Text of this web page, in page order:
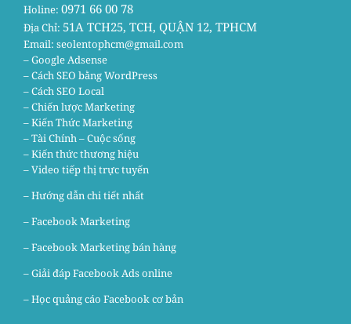
Holine: 0971 66 00 78
Địa Chỉ: 51A TCH25, TCH, QUẬN 12, TPHCM
Email: seolentophcm@gmail.com
– Google Adsense
– Cách SEO bằng WordPress
– Cách SEO Local
– Chiến lược Marketing
– Kiến Thức Marketing
– Tài Chính – Cuộc sống
– Kiến thức thương hiệu
– Video tiếp thị trực tuyến
– Hướng dẫn chi tiết nhất
–Facebook Marketing
–Facebook Marketing bán hàng
–Giải đáp Facebook Ads online
–Học quảng cáo Facebook cơ bản